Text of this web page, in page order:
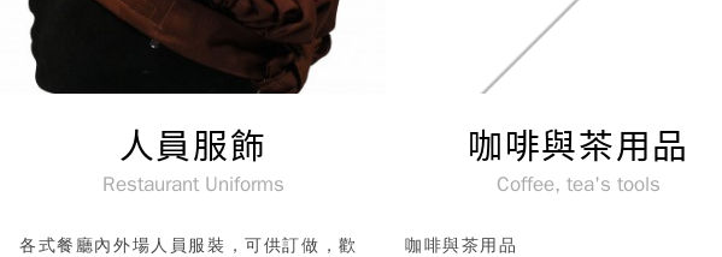
人員服飾
Restaurant Uniforms
各式餐廳內外場人員服裝，可供訂做，歡
咖啡與茶用品
Coffee, tea's tools
咖啡與茶用品